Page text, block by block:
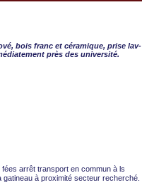
bois franc et céramique, prise lav-
près des université.
arrêt transport en commun à ls
à proximité secteur recherché.